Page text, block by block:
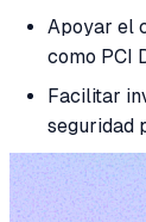
Apoyar el
como PCI
Facilitar
seguridad